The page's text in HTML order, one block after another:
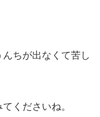
ちが出なくて苦し
くださいね。